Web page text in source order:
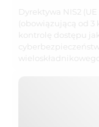
Dyrektywa NIS2
(obowiązującą od
kontrolę dostępu